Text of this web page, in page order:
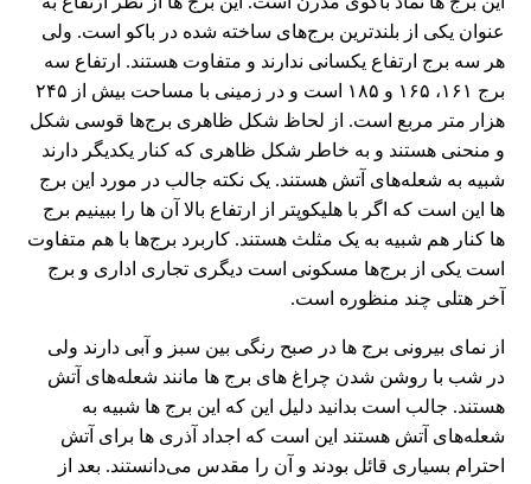
عنوان یکی از بلندترین برج‌های ساخته شده در باکو است. ولی
هر سه برج ارتفاع یکسانی ندارند و متفاوت هستند. ارتفاع سه
برج ۱۶۱، ۱۶۵ و ۱۸۵ است و در زمینی با مساحت بیش از ۲۴۵
هزار متر مربع است. از لحاظ شکل ظاهری برج‌ها قوسی شکل
و منحنی هستند و به خاطر شکل ظاهری که کنار یکدیگر دارند
شبیه به شعله‌های آتش هستند. یک نکته جالب در مورد این برج
ها این است که اگر با هلیکوپتر از ارتفاع بالا آن ها را ببینیم برج
ها کنار هم شبیه به یک مثلث هستند. کاربرد برج‌ها با هم متفاوت
است یکی از برج‌ها مسکونی است دیگری تجاری اداری و برج
آخر هتلی چند منظوره است.
از نمای بیرونی برج ها در صبح رنگی بین سبز و آبی دارند ولی
در شب با روشن شدن چراغ های برج ها مانند شعله‌های آتش
هستند. جالب است بدانید دلیل این که این برج ها شبیه به
شعله‌های آتش هستند این است که اجداد آذری ها برای آتش
احترام بسیاری قائل بودند و آن را مقدس می‌دانستند. بعد از